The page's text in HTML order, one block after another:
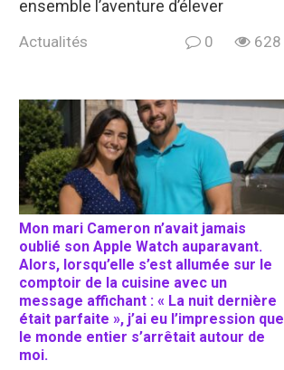
ensemble l’aventure d’élever
Actualités 0 628
Mon mari Cameron n’avait jamais
oublié son Apple Watch auparavant.
Alors, lorsqu’elle s’est allumée sur le
comptoir de la cuisine avec un
message affichant : « La nuit dernière
était parfaite », j’ai eu l’impression que
le monde entier s’arrêtait autour de
moi.